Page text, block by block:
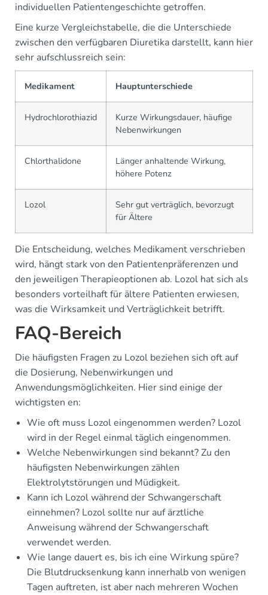
individuellen Patientengeschichte getroffen.
Eine kurze Vergleichstabelle, die die Unterschiede
zwischen den verfügbaren Diuretika darstellt, kann hier
sehr aufschlussreich sein:
Medikament Hauptunterschiede
Hydrochlorothiazid
Kurze Wirkungsdauer, häufige
Nebenwirkungen
Chlorthalidone
Länger anhaltende Wirkung,
höhere Potenz
Lozol
Sehr gut verträglich, bevorzugt
für Ältere
Die Entscheidung, welches Medikament verschrieben
wird, hängt stark von den Patientenpräferenzen und
den jeweiligen Therapieoptionen ab. Lozol hat sich als
besonders vorteilhaft für ältere Patienten erwiesen,
was die Wirksamkeit und Verträglichkeit betrifft.
FAQ-Bereich
Die häufigsten Fragen zu Lozol beziehen sich oft auf
die Dosierung, Nebenwirkungen und
Anwendungsmöglichkeiten. Hier sind einige der
wichtigsten en:
Wie oft muss Lozol eingenommen werden? Lozol
wird in der Regel einmal täglich eingenommen.
Welche Nebenwirkungen sind bekannt? Zu den
häufigsten Nebenwirkungen zählen
Elektrolytstörungen und Müdigkeit.
Kann ich Lozol während der Schwangerschaft
einnehmen? Lozol sollte nur auf ärztliche
Anweisung während der Schwangerschaft
verwendet werden.
Wie lange dauert es, bis ich eine Wirkung spüre?
Die Blutdrucksenkung kann innerhalb von wenigen
Tagen auftreten, ist aber nach mehreren Wochen